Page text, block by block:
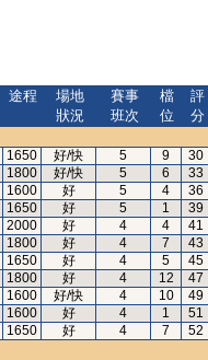
途程
場地
狀況
賽事
班次
檔
位
評
分
1650 好/快 5 9
30
1800 好/快 5 6
33
1600 好 5 4
36
1650 好 5 1
39
2000 好 4 4
41
1800 好 4 7
43
1650 好 4 5
45
1800 好 4 12
47
1600 好/快 4 10
49
1600 好 4 1
51
1650 好 4 7
52